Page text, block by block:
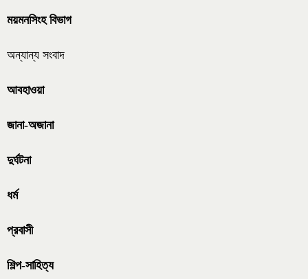
ময়মনসিংহ বিভাগ
অন্যান্য সংবাদ
আবহাওয়া
জানা-অজানা
দুর্ঘটনা
ধর্ম
প্রবাসী
শিল্প-সাহিত্য